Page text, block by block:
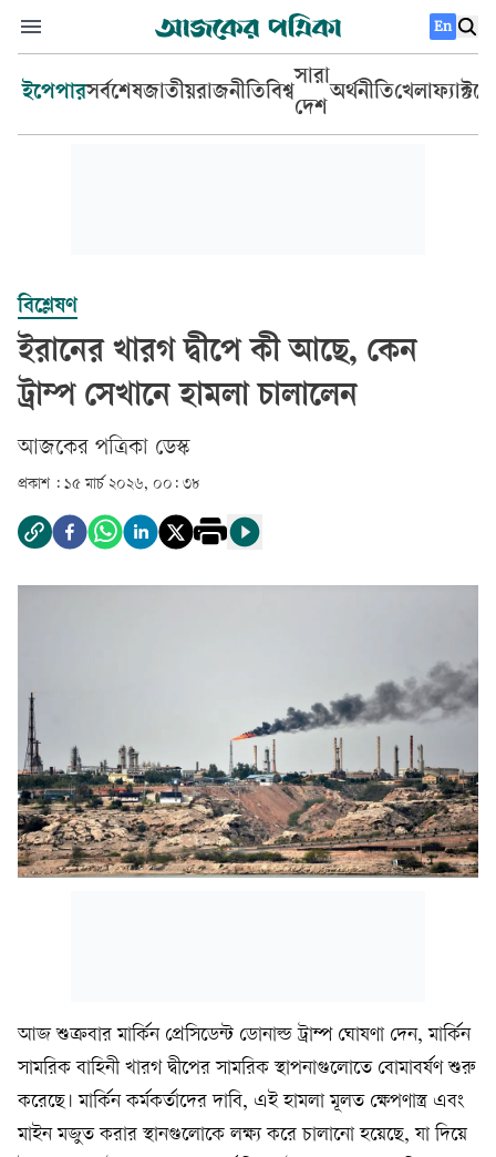
En
ইপেপারসর্বশেষজাতীয়রাজনীতিবিশ্ব
সারা
দেশ
অর্থনীতিখেলা
বিশ্লেষণ
ইরানের খারগ দ্বীপে কী আছে, কেন
ট্রাম্প সেখানে হামলা চালালেন
আজকের পত্রিকা ডেস্ক­
প্রকাশ : ১৫ মার্চ ২০২৬, ০০: ৩৮
আজ শুক্রবার মার্কিন প্রেসিডেন্ট ডোনাল্ড ট্রাম্প ঘোষণা দেন, মার্কিন
সামরিক বাহিনী খারগ দ্বীপের সামরিক স্থাপনাগুলোতে বোমাবর্ষণ শুরু
করেছে। মার্কিন কর্মকর্তাদের দাবি, এই হামলা মূলত ক্ষেপণাস্ত্র এবং
মাইন মজুত করার স্থানগুলোকে লক্ষ্য করে চালানো হয়েছে, যা দিয়ে